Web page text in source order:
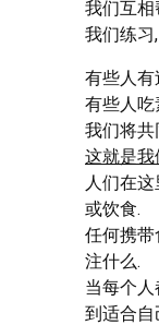
我们互相
我们练习
有些人有
有些人吃
我们将共
这就是我
人们在
或饮食.
任何携带
注什么.
当每个
到适合自